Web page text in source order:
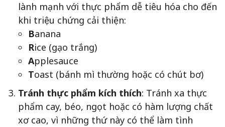
lành mạnh với thực phẩm dễ tiêu hóa cho đến
khi triệu chứng cải thiện:
Banana
Rice (gạo trắng)
Applesauce
Toast (bánh mì thường hoặc có chút bơ)
Tránh thực phẩm kích thích: Tránh xa thực
phẩm cay, béo, ngọt hoặc có hàm lượng chất
xơ cao, vì những thứ này có thể làm tình